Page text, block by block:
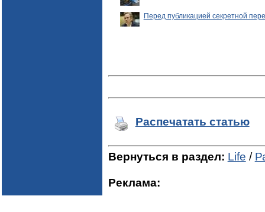
Перед публикацией секретной
Распечатать статью
Вернуться в раздел: Life /
Реклама: